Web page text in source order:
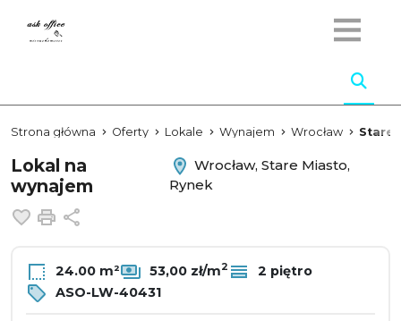
Strona główna Oferty Lokale Wynajem Wrocław Stare
Lokal na
wynajem
Wrocław, Stare Miasto,
Rynek
Dodaj do ulubionych
Drukuj
24.00 m² 53,00 zł/m2
2 piętro
ASO-LW-40431